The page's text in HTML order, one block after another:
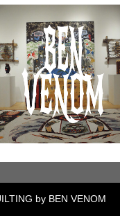
by BEN VENOM